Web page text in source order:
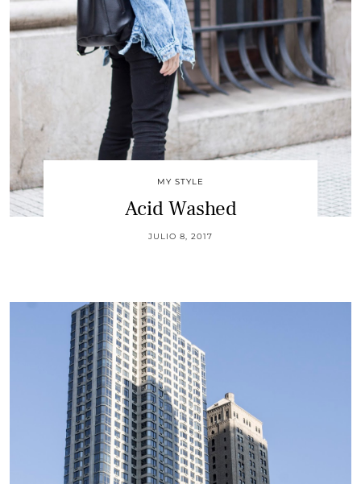
MY STYLE
Acid Washed
JULIO 8, 2017